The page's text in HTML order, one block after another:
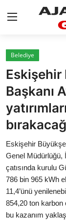
GİRİŞ YAP
AnaSayfa
Eskişehir Siyaset
Siyaset
Türkiye
Yerel
Siber Güvenlik
Eğitim
Belediye
Eskişehir
Başkanı
Eskişehir
Genel Müdürlüğü,
çatısında kurulu
786 bin 965 kWh
11,4’ünü
854,20 ton karbon
bu kazanım